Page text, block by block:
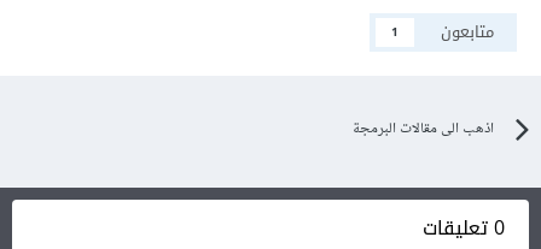
متابعون
1
اذهب الى مقالات البرمجة
0 تعليقات